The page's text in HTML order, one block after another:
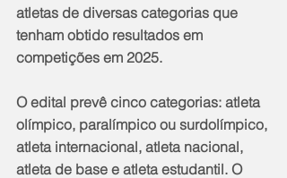
atletas de diversas categorias que
tenham obtido resultados em
competições em 2025.
O edital prevê cinco categorias: atleta
olímpico, paralímpico ou surdolímpico,
atleta internacional, atleta nacional,
atleta de base e atleta estudantil. O